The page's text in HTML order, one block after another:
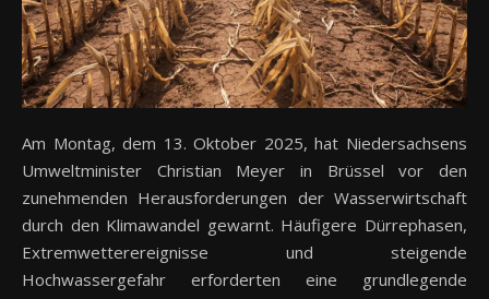
Am Montag, dem 13. Oktober 2025, hat Niedersachsens
Umweltminister Christian Meyer in Brüssel vor den
zunehmenden Herausforderungen der Wasserwirtschaft
durch den Klimawandel gewarnt. Häufigere Dürrephasen,
Extremwetterereignisse und steigende
Hochwassergefahr erforderten eine grundlegende